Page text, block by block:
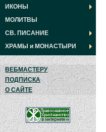
ИКОНЫ
МОЛИТВЫ
СВ. ПИСАНИЕ
ХРАМЫ и МОНАСТЫРИ
ВЕБМАСТЕРУ
ПОДПИСКА
О САЙТЕ